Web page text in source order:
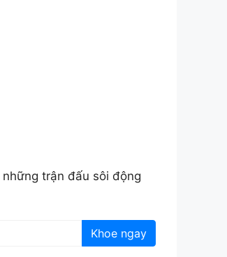
trận đấu sôi động
Khoe ngay